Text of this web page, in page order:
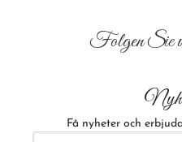
Folgen Sie
Få nyheter och